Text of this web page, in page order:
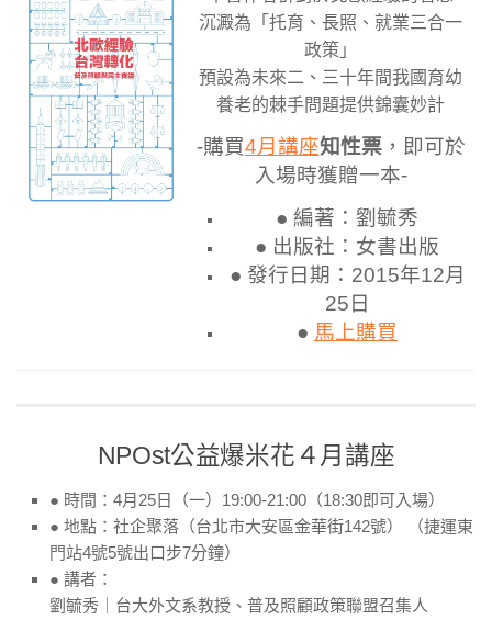
沉澱為「托育、長照、就業三合一
政策」
預設為未來二、三十年間我國育幼
養老的棘手問題提供錦囊妙計
-購買4月講座知性票，即可於
入場時獲贈一本-
● 編著：劉毓秀
● 出版社：女書出版
● 發行日期：2015年12月
25日
● 馬上購買
NPOst公益爆米花４月講座
● 時間：4月25日（一）19:00-21:00（18:30即可入場）
● 地點：社企聚落（台北市大安區金華街142號） （捷運東
門站4號5號出口步7分鐘）
● 講者：
劉毓秀｜台大外文系教授、普及照顧政策聯盟召集人